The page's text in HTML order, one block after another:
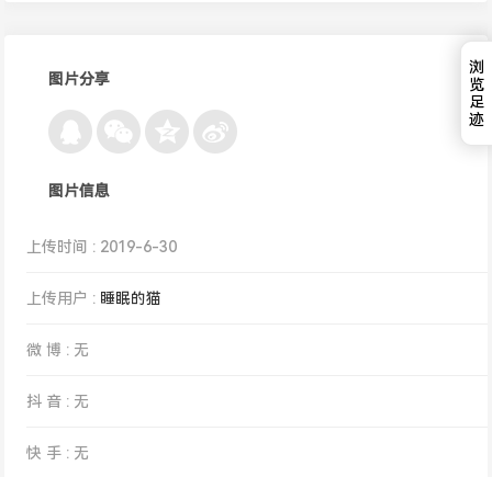
图片分享
图片信息
上传时间 : 2019-6-30
上传用户 : 睡眠的猫
微 博 : 无
抖 音 : 无
快 手 : 无
浏
览
足
迹